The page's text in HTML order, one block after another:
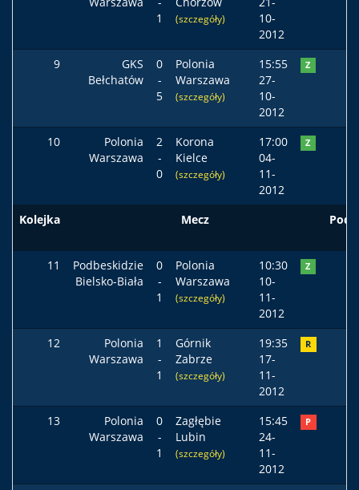
1
(szczegóły)
10-
2012
9
GKS
Bełchatów
0
-
5
Polonia
Warszawa
(szczegóły)
15:55
27-
10-
2012
Z
10
Polonia
Warszawa
2
-
0
Korona
Kielce
(szczegóły)
17:00
04-
11-
2012
Z
Kolejka Mecz
11
Podbeskidzie
Bielsko-Biała
0
-
1
Polonia
Warszawa
(szczegóły)
10:30
10-
11-
2012
Z
12
Polonia
Warszawa
1
-
1
Górnik
Zabrze
(szczegóły)
19:35
17-
11-
2012
R
13
Polonia
Warszawa
0
-
1
Zagłębie
Lubin
(szczegóły)
15:45
24-
11-
2012
P